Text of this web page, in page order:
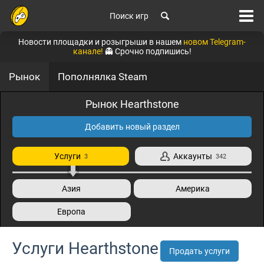
Поиск игр
Новости площадки и розыгрыши в нашем новом Telegram-
канале! 👻 Срочно подпишись!
Рынок Пополнялка Steam
Рынок Hearthstone
Добавить новый раздел
Услуги 3 Аккаунты 342
Азия Америка
Европа
Услуги Hearthstone Продать услуги